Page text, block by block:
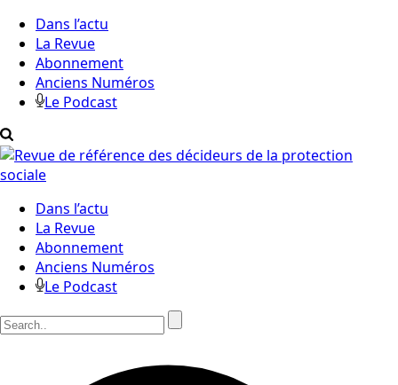
Dans l’actu
La Revue
Abonnement
Anciens Numéros
Le Podcast
Dans l’actu
La Revue
Abonnement
Anciens Numéros
Le Podcast